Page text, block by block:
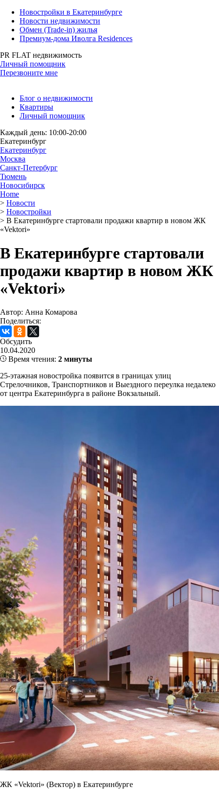
Новостройки в Екатеринбурге
Новости недвижимости
Обмен (Trade-in) жилья
Премиум-дома Иволга Residences
PR FLAT недвижимость
Личный помощник
Перезвоните мне
Блог о недвижимости
Квартиры
Личный помощник
Каждый день: 10:00-20:00
Екатеринбург
Екатеринбург
Москва
Санкт-Петербург
Тюмень
Новосибирск
Home
> Новости
> Новостройки
> В Екатеринбурге стартовали продажи квартир в новом ЖК
«Vektori»
В Екатеринбурге стартовали
продажи квартир в новом ЖК
«Vektori»
Автор: Анна Комарова
Поделиться:
Обсудить
10.04.2020
Время чтения: 2 минуты
25-этажная новостройка появится в границах улиц
Стрелочников, Транспортников и Выездного переулка недалеко
от центра Екатеринбурга в районе Вокзальный.
ЖК «Vektori» (Вектор) в Екатеринбурге